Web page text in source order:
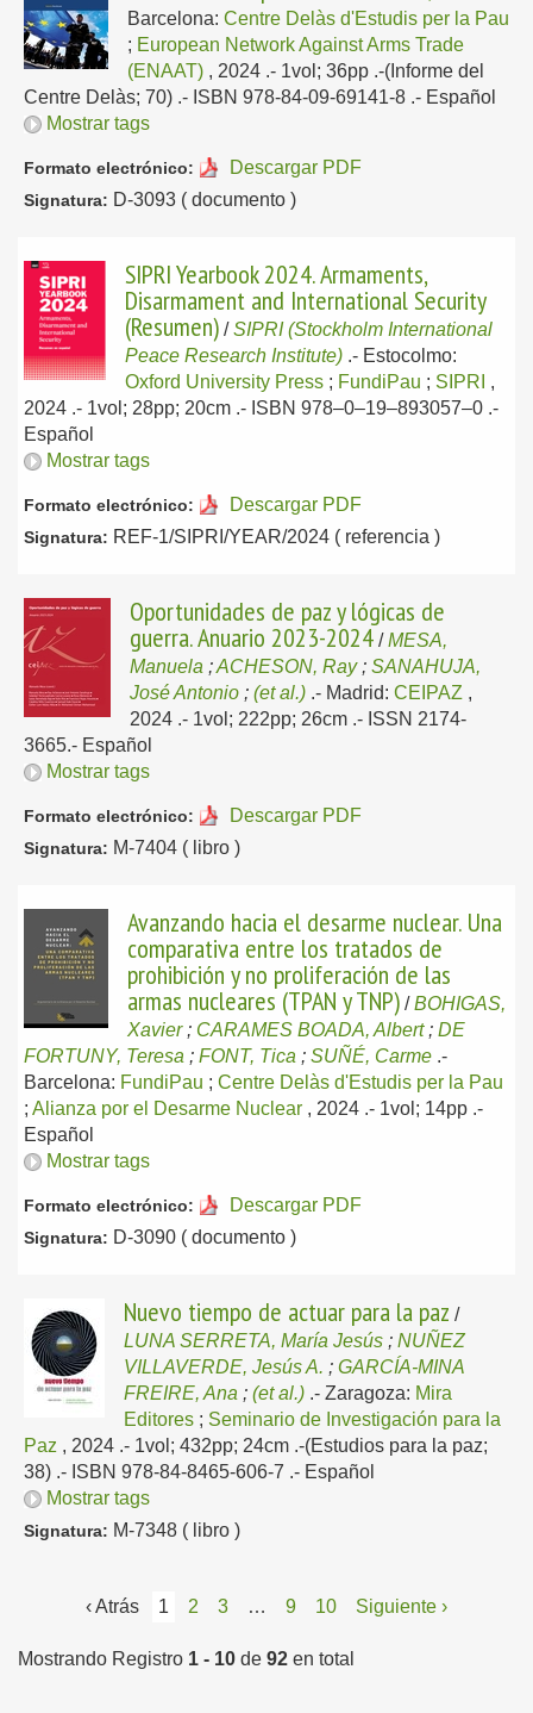
Barcelona: Centre Delàs d'Estudis per la Pau
; European Network Against Arms Trade
(ENAAT) , 2024 .- 1vol; 36pp .-(Informe del
Centre Delàs; 70) .- ISBN 978-84-09-69141-8 .- Español
Mostrar tags
Formato electrónico: Descargar PDF
Signatura: D-3093 ( documento )
SIPRI Yearbook 2024. Armaments,
Disarmament and International Security
(Resumen) /SIPRI (Stockholm International
Peace Research Institute) .- Estocolmo:
Oxford University Press ; FundiPau ; SIPRI ,
2024 .- 1vol; 28pp; 20cm .- ISBN 978–0–19–893057–0 .-
Español
Mostrar tags
Formato electrónico: Descargar PDF
Signatura: REF-1/SIPRI/YEAR/2024 ( referencia )
Oportunidades de paz y lógicas de
guerra. Anuario 2023-2024 /MESA,
Manuela ;ACHESON, Ray; SANAHUJA,
José Antonio ; (et al.) .- Madrid: CEIPAZ ,
2024 .- 1vol; 222pp; 26cm .- ISSN 2174-
3665.- Español
Mostrar tags
Formato electrónico: Descargar PDF
Signatura: M-7404 ( libro )
Avanzando hacia el desarme nuclear. Una
comparativa entre los tratados de
prohibición y no proliferación de las
armas nucleares (TPAN y TNP) /BOHIGAS,
Xavier; CARAMES BOADA, Albert; DE
FORTUNY, Teresa ; FONT, Tica ; SUÑÉ, Carme .-
Barcelona: FundiPau ; Centre Delàs d'Estudis per la Pau
; Alianza por el Desarme Nuclear , 2024 .- 1vol; 14pp .-
Español
Mostrar tags
Formato electrónico: Descargar PDF
Signatura: D-3090 ( documento )
Nuevo tiempo de actuar para la paz /
LUNA SERRETA, María Jesús ; NUÑEZ
VILLAVERDE, Jesús A. ; GARCÍA-MINA
FREIRE, Ana ; (et al.) .- Zaragoza: Mira
Editores ; Seminario de Investigación para la
Paz , 2024 .- 1vol; 432pp; 24cm .-(Estudios para la paz;
38) .- ISBN 978-84-8465-606-7 .- Español
Mostrar tags
Signatura: M-7348 ( libro )
‹ Atrás 1 2 3 … 9 10 Siguiente ›
Mostrando Registro 1 - 10 de 92 en total